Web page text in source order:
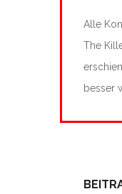
Alle
The
besser